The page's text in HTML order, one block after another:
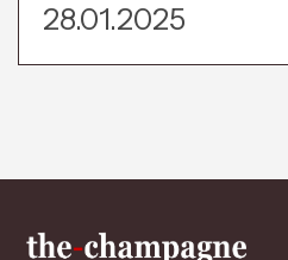
28.01.2025